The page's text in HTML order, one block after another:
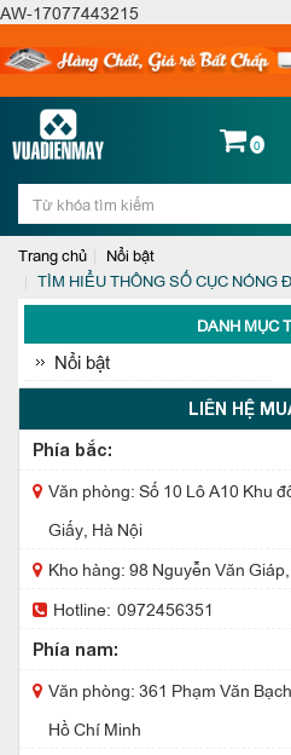
AW-17077443215
0
Trang chủ
Nổi bật
TÌM HIỂU THÔNG SỐ CỤC NÓNG
DANH MỤC
Nổi bật
LIÊN HỆ
Phía bắc:
Văn phòng: Số 10 Lô A10 Khu
Giấy, Hà Nội
Kho hàng: 98 Nguyễn Văn
Hotline: 0972456351
Phía nam:
Văn phòng: 361 Phạm Văn
Hồ Chí Minh